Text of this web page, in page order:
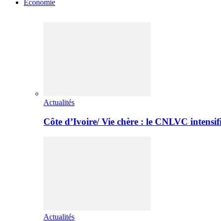
Economie
Actualités
Côte d’Ivoire/ Vie chère : le CNLVC
Actualités